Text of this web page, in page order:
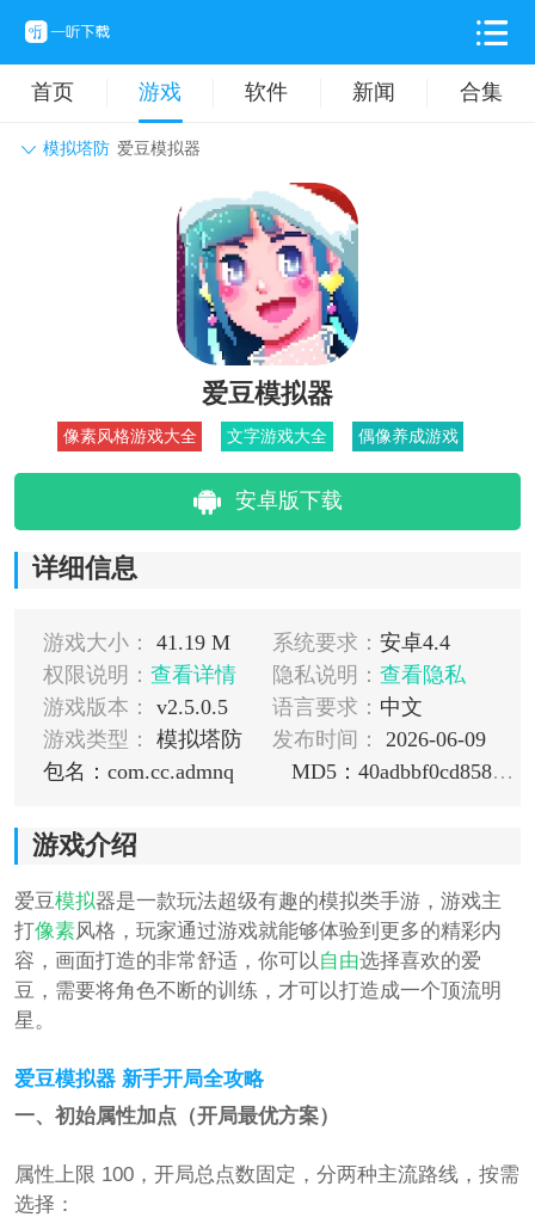
首页 游戏 软件 新闻 合集
模拟塔防 爱豆模拟器
动作格斗 休闲益智
卡牌对战 音乐舞蹈
挂机养成
爱豆模拟器
像素风格游戏大全 文字游戏大全 偶像养成游戏
安卓版下载
详细信息
游戏大小： 41.19 M 系统要求： 安卓4.4
权限说明： 查看详情 隐私说明： 查看隐私
游戏版本：
v2.5.0.5 语言要求： 中文
游戏类型：
模拟塔防 发布时间：
2026-06-09
包名：com.cc.admnq
MD5：40adbbf0cd8583d594b0
游戏介绍
爱豆模拟器是一款玩法超级有趣的模拟类手游，游戏主
打像素风格，玩家通过游戏就能够体验到更多的精彩内
容，画面打造的非常舒适，你可以自由选择喜欢的爱
豆，需要将角色不断的训练，才可以打造成一个顶流明
星。
爱豆模拟器 新手开局全攻略
一、初始属性加点（开局最优方案）
属性上限 100，开局总点数固定，分两种主流路线，按需
选择：